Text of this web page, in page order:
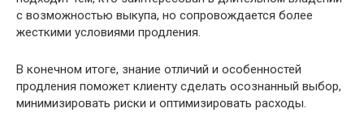
с возможностью выкупа, но сопровождается более
жесткими условиями продления.
В конечном итоге, знание отличий и особенностей
продления поможет клиенту сделать осознанный выбор,
минимизировать риски и оптимизировать расходы.